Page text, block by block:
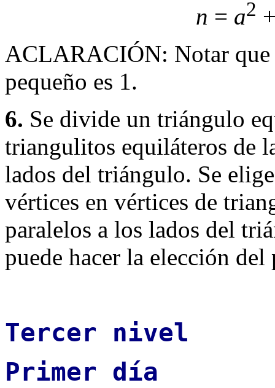
n = a2
ACLARACIÓN: Notar que
pequeño es 1.
6. Se divide un triángulo
triangulitos equiláteros de
lados del triángulo. Se
vértices en vértices de
paralelos a los lados del
puede hacer la elección del
Tercer nivel
Primer día